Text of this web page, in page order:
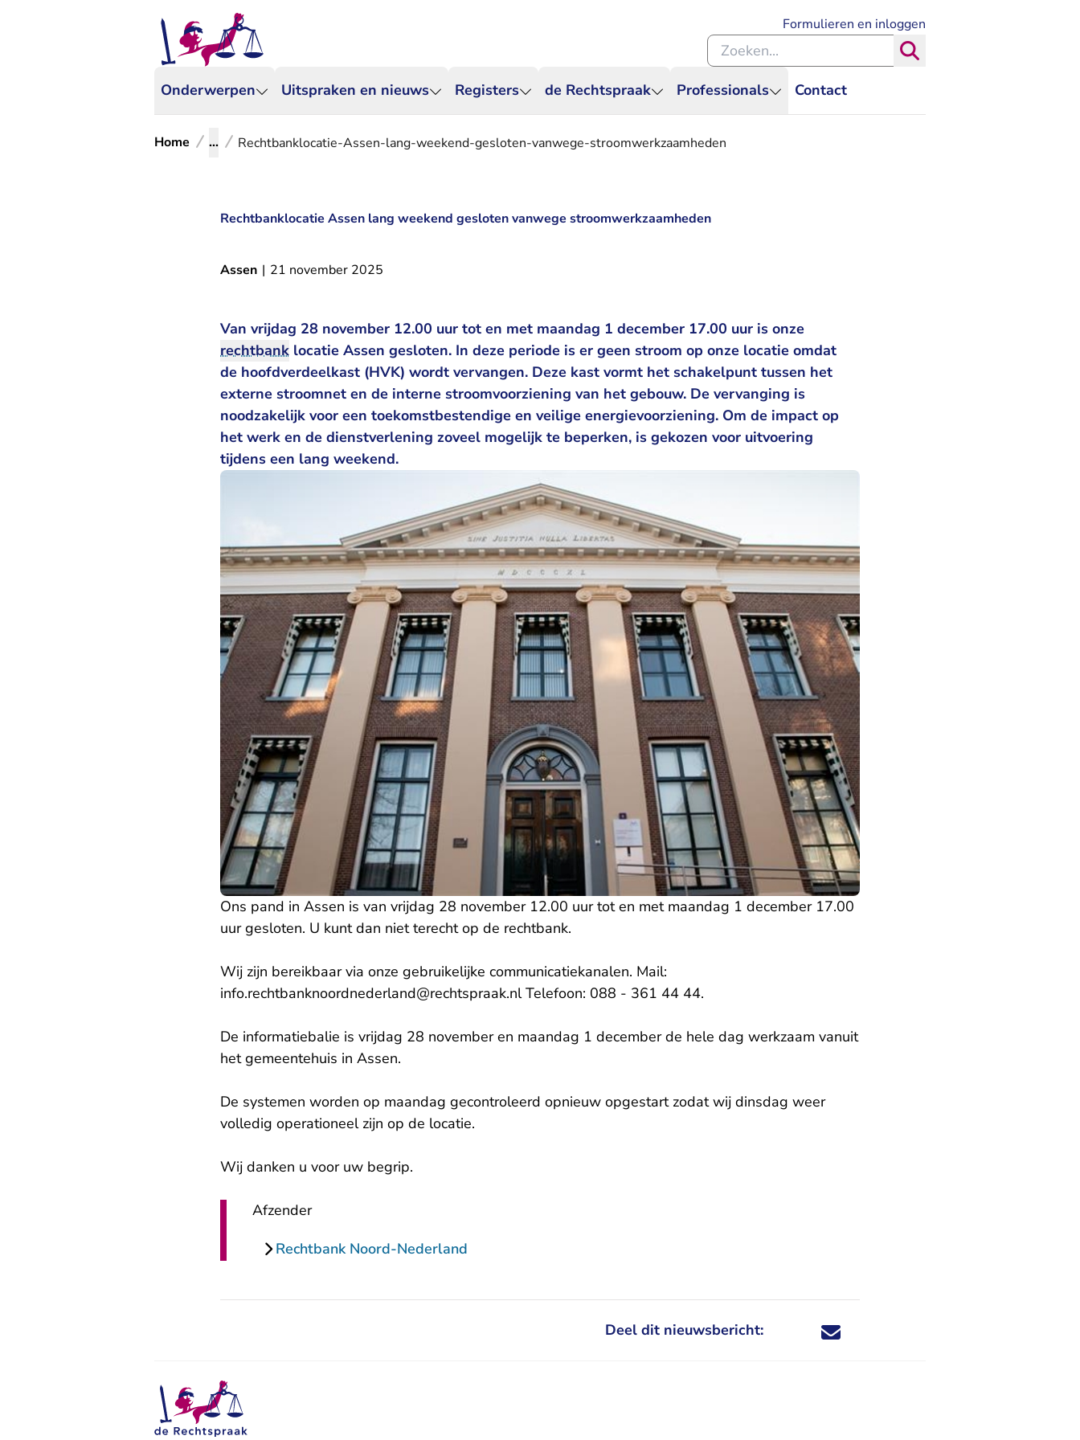
Onderwerpen Uitspraken en nieuws Registers de Rechtspraak Professionals Contact
Formulieren en inloggen
Zoeken binnen de Rechtspraak
Home ... Rechtbanklocatie-Assen-lang-weekend-gesloten-vanwege-stroomwerkzaamheden
Rechtbanklocatie Assen lang weekend gesloten vanwege stroomwerkzaamheden
Assen | 21 november 2025
Van vrijdag 28 november 12.00 uur tot en met maandag 1 december 17.00 uur is onze
rechtbank locatie Assen gesloten. In deze periode is er geen stroom op onze locatie omdat
de hoofdverdeelkast (HVK) wordt vervangen. Deze kast vormt het schakelpunt tussen het
externe stroomnet en de interne stroomvoorziening van het gebouw. De vervanging is
noodzakelijk voor een toekomstbestendige en veilige energievoorziening. Om de impact op
het werk en de dienstverlening zoveel mogelijk te beperken, is gekozen voor uitvoering
tijdens een lang weekend.
Ons pand in Assen is van vrijdag 28 november 12.00 uur tot en met maandag 1 december 17.00
uur gesloten. U kunt dan niet terecht op de rechtbank.
Wij zijn bereikbaar via onze gebruikelijke communicatiekanalen. Mail:
info.rechtbanknoordnederland@rechtspraak.nl- U verlaat Rechtspraak.nl, opent in een nieuw tabblad
Telefoon: 088 - 361 44 44.
De informatiebalie is vrijdag 28 november en maandag 1 december de hele dag werkzaam vanuit
hetgemeentehuis in Assen- U verlaat Rechtspraak.nl, opent in een nieuw tabblad
.
De systemen worden op maandag gecontroleerd opnieuw opgestart zodat wij dinsdag weer
volledig operationeel zijn op de locatie.
Wij danken u voor uw begrip.
Afzender
Rechtbank Noord-Nederland
Deel dit nieuwsbericht: Deel dit nieuwsbericht via X - U verlaat
Deel dit nieuwsbericht via Facebook - U
Deel dit nieuwsbericht via e-mail
Deel dit nieuwsbericht via LinkedIn - U